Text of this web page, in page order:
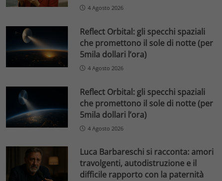
4 Agosto 2026
Reflect Orbital: gli specchi spaziali
che promettono il sole di notte (per
5mila dollari l’ora)
4 Agosto 2026
Reflect Orbital: gli specchi spaziali
che promettono il sole di notte (per
5mila dollari l’ora)
4 Agosto 2026
Luca Barbareschi si racconta: amori
travolgenti, autodistruzione e il
difficile rapporto con la paternità